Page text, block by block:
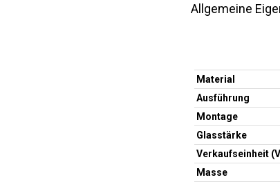
Allgemeine
Material
Ausführung
Montage
Glasstärke
Verkaufseinheit
Masse